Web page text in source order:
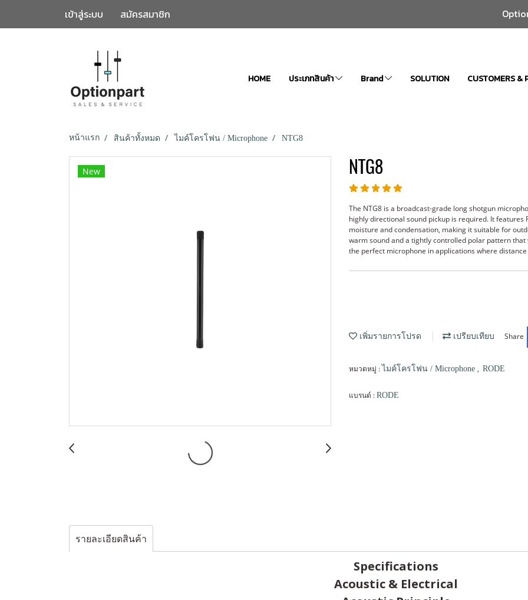
เข้าสู่ระบบ สมัครสมาชิก
HOME ประเภทสินค้า Brand SOLUTION CUSTOMERS &
หน้าแรก สินค้าทั้งหมด ไมค์โครโฟน / Microphone NTG8
New NTG8
The NTG8 is a broadcast-grade long shotgun
highly directional sound pickup is required. It
moisture and condensation, making it suitable for
warm sound and a tightly controlled polar pattern
the perfect microphone in applications where
เพิ่มรายการโปรด เปรียบเทียบ Share
หมวดหมู่ :ไมค์โครโฟน / Microphone , RODE
แบรนด์ : RODE
รายละเอียดสินค้า
Specifications
Acoustic & Electrical